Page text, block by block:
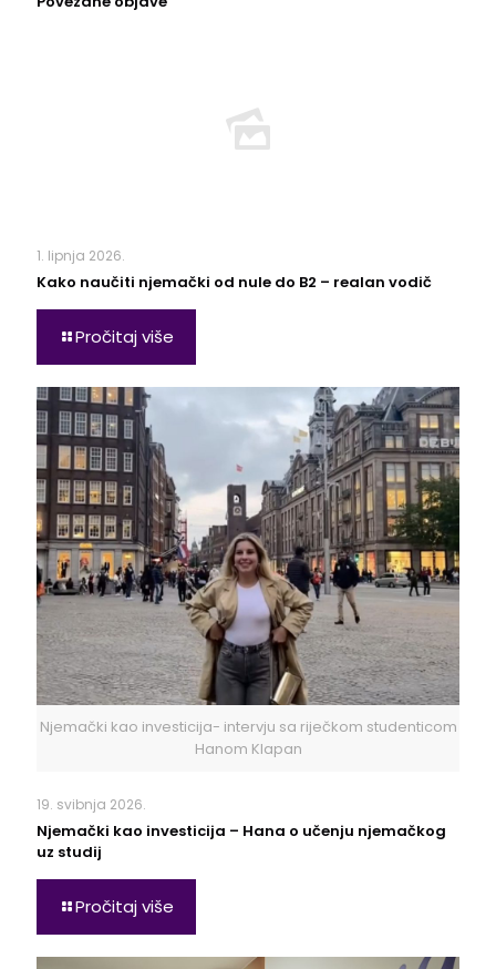
1. lipnja 2026.
Kako naučiti njemački od nule do B2 – realan vodič
Pročitaj više
Njemački kao investicija- intervju sa riječkom studenticom
Hanom Klapan
19. svibnja 2026.
Njemački kao investicija – Hana o učenju njemačkog
uz studij
Pročitaj više